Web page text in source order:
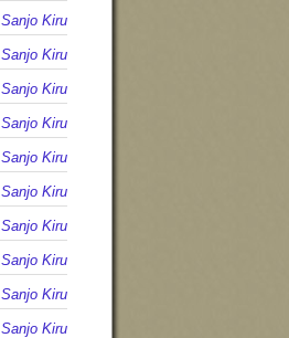
Sanjo Kiru
Sanjo Kiru
Sanjo Kiru
Sanjo Kiru
Sanjo Kiru
Sanjo Kiru
Sanjo Kiru
Sanjo Kiru
Sanjo Kiru
Sanjo Kiru